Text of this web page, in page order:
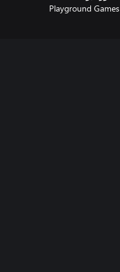
Playground Games